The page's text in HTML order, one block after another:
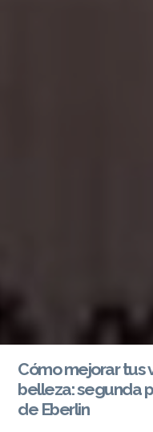
Cómo mejorar tus
belleza: segunda
de Eberlin